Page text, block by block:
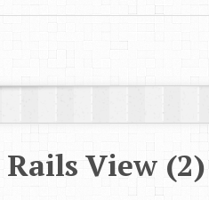
View (2)